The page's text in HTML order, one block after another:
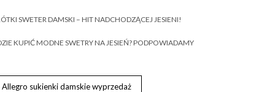
SWETER DAMSKI – HIT NADCHODZĄCEJ JESIENI!
KUPIĆ MODNE SWETRY NA JESIEŃ? PODPOWIADAMY
Allegro sukienki damskie wyprzedaż